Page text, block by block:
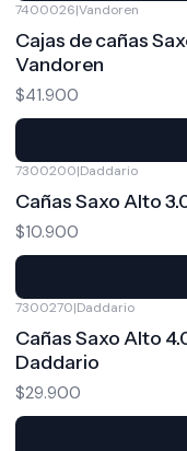
7400026|Vandoren
Cajas de cañas
Vandoren
$41.900
7300200|Daddario
Cañas Saxo Alto
$10.900
7300270|Daddario
Cañas Saxo Alto
Daddario
$29.900